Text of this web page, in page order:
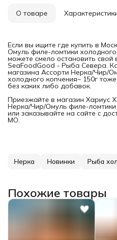
О товаре
Если вы ищите где купить в
Омуль филе-ломтики
можете смело остановить свой
SeaFoodGood - Рыба Севера.
магазина Ассорти Нерка/Чир/
холодного копчения~ 150г
без каких либо добавок.
Приезжайте в магазин Хариус
Нерка/Чир/Омуль филе-ломтики
или заказывайте на сайте с
МО.
Нерка Новинки Рыба
Похожие товары